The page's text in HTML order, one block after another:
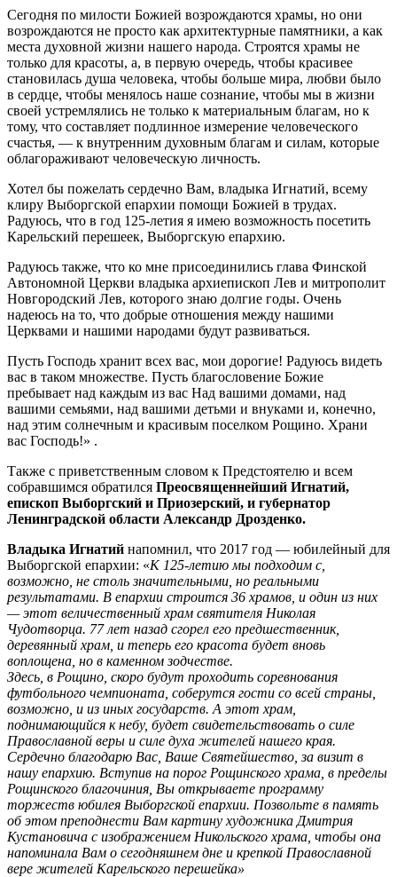
Сегодня по милости Божией возрождаются храмы, но они
возрождаются не просто как архитектурные памятники, а как
места духовной жизни нашего народа. Строятся храмы не
только для красоты, а, в первую очередь, чтобы красивее
становилась душа человека, чтобы больше мира, любви было
в сердце, чтобы менялось наше сознание, чтобы мы в жизни
своей устремлялись не только к материальным благам, но к
тому, что составляет подлинное измерение человеческого
счастья, ― к внутренним духовным благам и силам, которые
облагораживают человеческую личность.
Хотел бы пожелать сердечно Вам, владыка Игнатий, всему
клиру Выборгской епархии помощи Божией в трудах.
Радуюсь, что в год 125-летия я имею возможность посетить
Карельский перешеек, Выборгскую епархию.
Радуюсь также, что ко мне присоединились глава Финской
Автономной Церкви владыка архиепископ Лев и митрополит
Новгородский Лев, которого знаю долгие годы. Очень
надеюсь на то, что добрые отношения между нашими
Церквами и нашими народами будут развиваться.
Пусть Господь хранит всех вас, мои дорогие! Радуюсь видеть
вас в таком множестве. Пусть благословение Божие
пребывает над каждым из вас Над вашими домами, над
вашими семьями, над вашими детьми и внуками и, конечно,
над этим солнечным и красивым поселком Рощино. Храни
вас Господь!» .
Также с приветственным словом к Предстоятелю и всем
собравшимся обратился Преосвященнейший Игнатий,
епископ Выборгский и Приозерский, и губернатор
Ленинградской области Александр Дрозденко.
Владыка Игнатий напомнил, что 2017 год — юбилейный для
Выборгской епархии: «К 125-летию мы подходим с,
возможно, не столь значительными, но реальными
результатами. В епархии строится 36 храмов, и один из них
— этот величественный храм святителя Николая
Чудотворца. 77 лет назад сгорел его предшественник,
деревянный храм, и теперь его красота будет вновь
воплощена, но в каменном зодчестве.
Здесь, в Рощино, скоро будут проходить соревнования
футбольного чемпионата, соберутся гости со всей страны,
возможно, и из иных государств. А этот храм,
поднимающийся к небу, будет свидетельствовать о силе
Православной веры и силе духа жителей нашего края.
Сердечно благодарю Вас, Ваше Святейшество, за визит в
нашу епархию. Вступив на порог Рощинского храма, в пределы
Рощинского благочиния, Вы открываете программу
торжеств юбилея Выборгской епархии. Позвольте в память
об этом преподнести Вам картину художника Дмитрия
Кустановича с изображением Никольского храма, чтобы она
напоминала Вам о сегодняшнем дне и крепкой Православной
вере жителей Карельского перешейка»